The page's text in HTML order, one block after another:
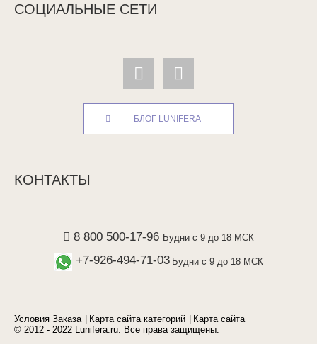
СОЦИАЛЬНЫЕ СЕТИ
БЛОГ LUNIFERA
КОНТАКТЫ
8 800 500-17-96 Будни с 9 до 18 МСК
+7-926-494-71-03 Будни с 9 до 18 МСК
Условия Заказа Карта сайта категорий
Карта сайта
© 2012 - 2022 Lunifera.ru. Все права защищены.